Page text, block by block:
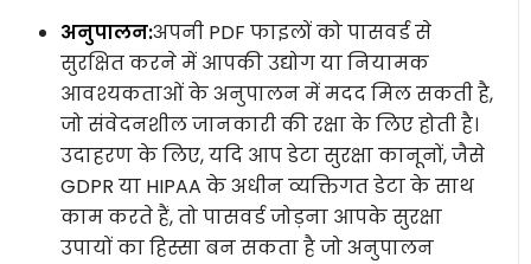
अनुपालन:अपनी PDF फाइलों को पासवर्ड से
सुरक्षित करने में आपकी उद्योग या नियामक
आवश्यकताओं के अनुपालन में मदद मिल सकती है,
जो संवेदनशील जानकारी की रक्षा के लिए होती है।
उदाहरण के लिए, यदि आप डेटा सुरक्षा कानूनों, जैसे
GDPR या HIPAA के अधीन व्यक्तिगत डेटा के साथ
काम करते हैं, तो पासवर्ड जोड़ना आपके सुरक्षा
उपायों का हिस्सा बन सकता है जो अनुपालन